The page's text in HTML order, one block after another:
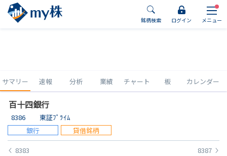
銘柄検索 ログイン メニュー
サマリー 速報 分析 業績 チャート 板 カレンダー
百十四銀行
8386
東証ﾌﾟﾗｲﾑ
銀行
貸借銘柄
8383 8387